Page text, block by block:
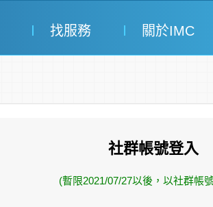
找服務 關於IMC
社群帳號登入
(暫限2021/07/27以後，以社群帳